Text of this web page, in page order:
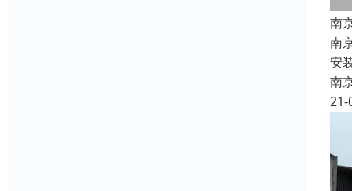
南
南
安
南
21-